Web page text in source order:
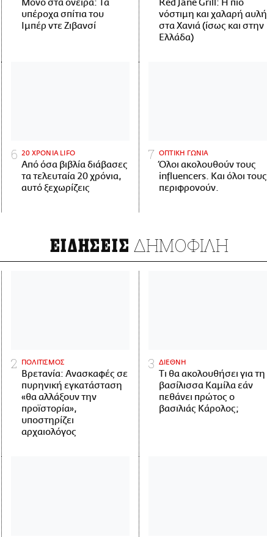
Μόνο στα όνειρα: Τα
υπέροχα σπίτια του
Ιμπέρ ντε Ζιβανσί
Red Jane Grill: Η πιο
νόστιμη και χαλαρή αυλή
στα Χανιά (ίσως και στην
Ελλάδα)
20 ΧΡΟΝΙΑ LIFO
Από όσα βιβλία διάβασες
τα τελευταία 20 χρόνια,
αυτό ξεχωρίζεις
ΟΠΤΙΚΗ ΓΩΝΙΑ
Όλοι ακολουθούν τους
influencers. Και όλοι τους
περιφρονούν.
ΕΙΔΗΣΕΙΣ ΔΗΜΟΦΙΛΗ
ΠΟΛΙΤΙΣΜΟΣ
Βρετανία: Ανασκαφές σε
πυρηνική εγκατάσταση
«θα αλλάξουν την
προϊστορία»,
υποστηρίζει
αρχαιολόγος
ΔΙΕΘΝΗ
Τι θα ακολουθήσει για τη
βασίλισσα Καμίλα εάν
πεθάνει πρώτος ο
βασιλιάς Κάρολος;